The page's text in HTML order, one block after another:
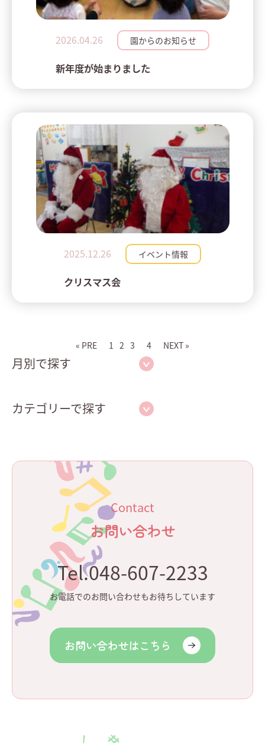
2026.04.26 園からのお知らせ
新年度が始まりました
2025.12.26 イベント情報
クリスマス会
« PRE 1 2 3 4 NEXT »
月別で探す
カテゴリーで探す
Contact
お問い合わせ
Tel.048-607-2233
お電話でのお問い合わせもお待ちしています
お問い合わせはこちら